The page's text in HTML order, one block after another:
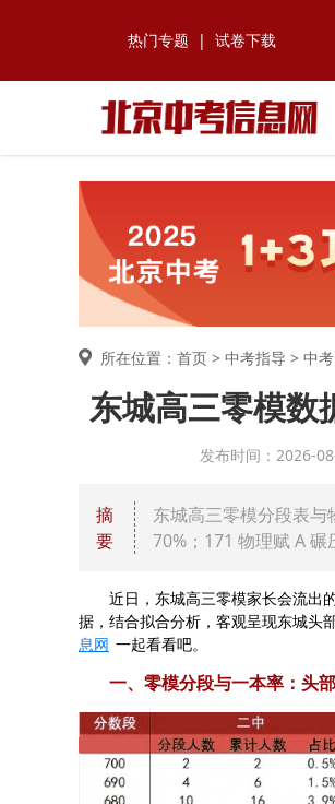
热门专题 | 试卷下载
所在位置：首页 > 中考指导 > 中
东城高三零模数
发布时间：2026-
摘
要
东城高三零模分段表
70%；171 物理赋 A 碾
近日，东城高三零模家长会流出的
据，结合拟合分析，客观呈现东城头
息网 一起看看吧。
一、零模分段与一本率：头